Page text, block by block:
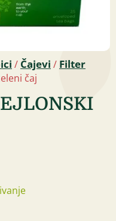
/ Čajevi / Filter
čaj